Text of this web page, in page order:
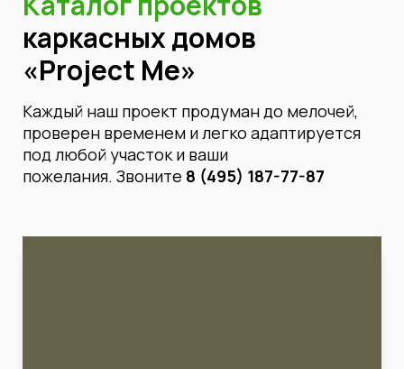
каркасных домов
«Project Me»
Каждый наш проект продуман до мелочей,
проверен временем и легко адаптируется
под любой участок и ваши
пожелания. Звоните 8 (495) 187-77-87